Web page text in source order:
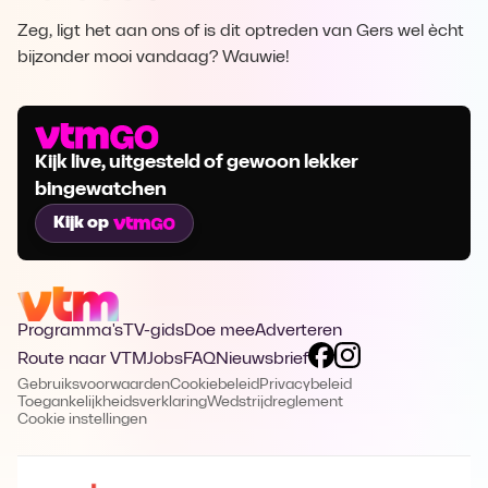
Zeg, ligt het aan ons of is dit optreden van Gers wel ècht
bijzonder mooi vandaag? Wauwie!
Kijk live, uitgesteld of gewoon lekker
bingewatchen
Kijk op
Programma's TV-gidsDoe meeAdverteren
Route naar VTMJobsFAQNieuwsbrief
GebruiksvoorwaardenCookiebeleidPrivacybeleid
ToegankelijkheidsverklaringWedstrijdreglement
Cookie instellingen